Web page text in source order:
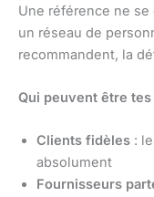
Une référence ne se
un réseau de
recommandent, la
Qui peuvent être
Clients fidèles :
absolument
Fournisseurs